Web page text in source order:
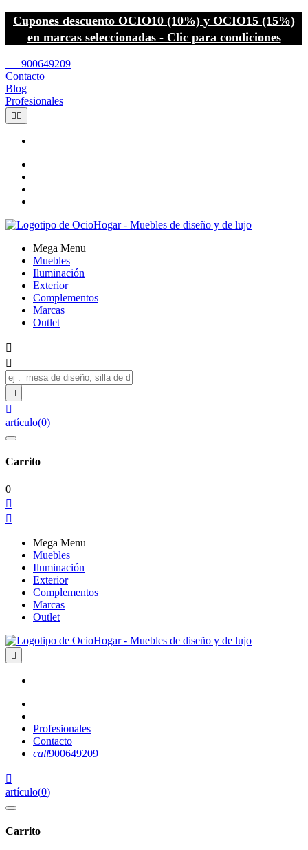
Cupones descuento OCIO10 (10%) y OCIO15 (15%)
en marcas seleccionadas - Clic para condiciones
900649209
Contacto
Blog
Profesionales
 
Mega Menu
Muebles
Iluminación
Exterior
Complementos
Marcas
Outlet




artículo(0)
Carrito
0


Mega Menu
Muebles
Iluminación
Exterior
Complementos
Marcas
Outlet

Profesionales
Contacto
call900649209

artículo(0)
Carrito